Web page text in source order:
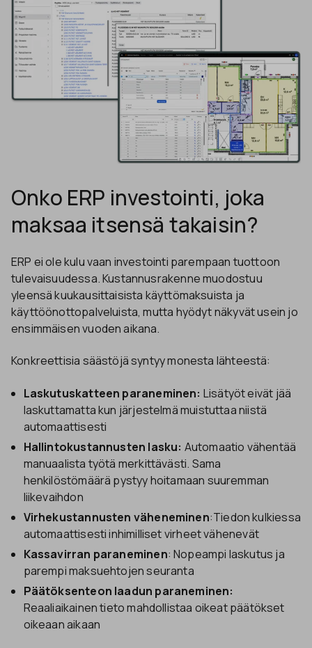
Onko ERP investointi, joka
maksaa itsensä takaisin?
ERP ei ole kulu vaan investointi parempaan tuottoon
tulevaisuudessa. Kustannusrakenne muodostuu
yleensä kuukausittaisista käyttömaksuista ja
käyttöönottopalveluista, mutta hyödyt näkyvät usein jo
ensimmäisen vuoden aikana.
Konkreettisia säästöjä syntyy monesta lähteestä:
Laskutuskatteen paraneminen: Lisätyöt eivät jää
laskuttamatta kun järjestelmä muistuttaa niistä
automaattisesti
Hallintokustannusten lasku: Automaatio vähentää
manuaalista työtä merkittävästi. Sama
henkilöstömäärä pystyy hoitamaan suuremman
liikevaihdon
Virhekustannusten väheneminen:Tiedon kulkiessa
automaattisesti inhimilliset virheet vähenevät
Kassavirran paraneminen: Nopeampi laskutus ja
parempi maksuehtojen seuranta
Päätöksenteon laadun paraneminen:
Reaaliaikainen tieto mahdollistaa oikeat päätökset
oikeaan aikaan